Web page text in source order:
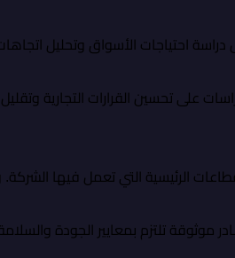
دراسة احتياجات الأسواق وتحليل
الرئيسية التي تعمل فيها